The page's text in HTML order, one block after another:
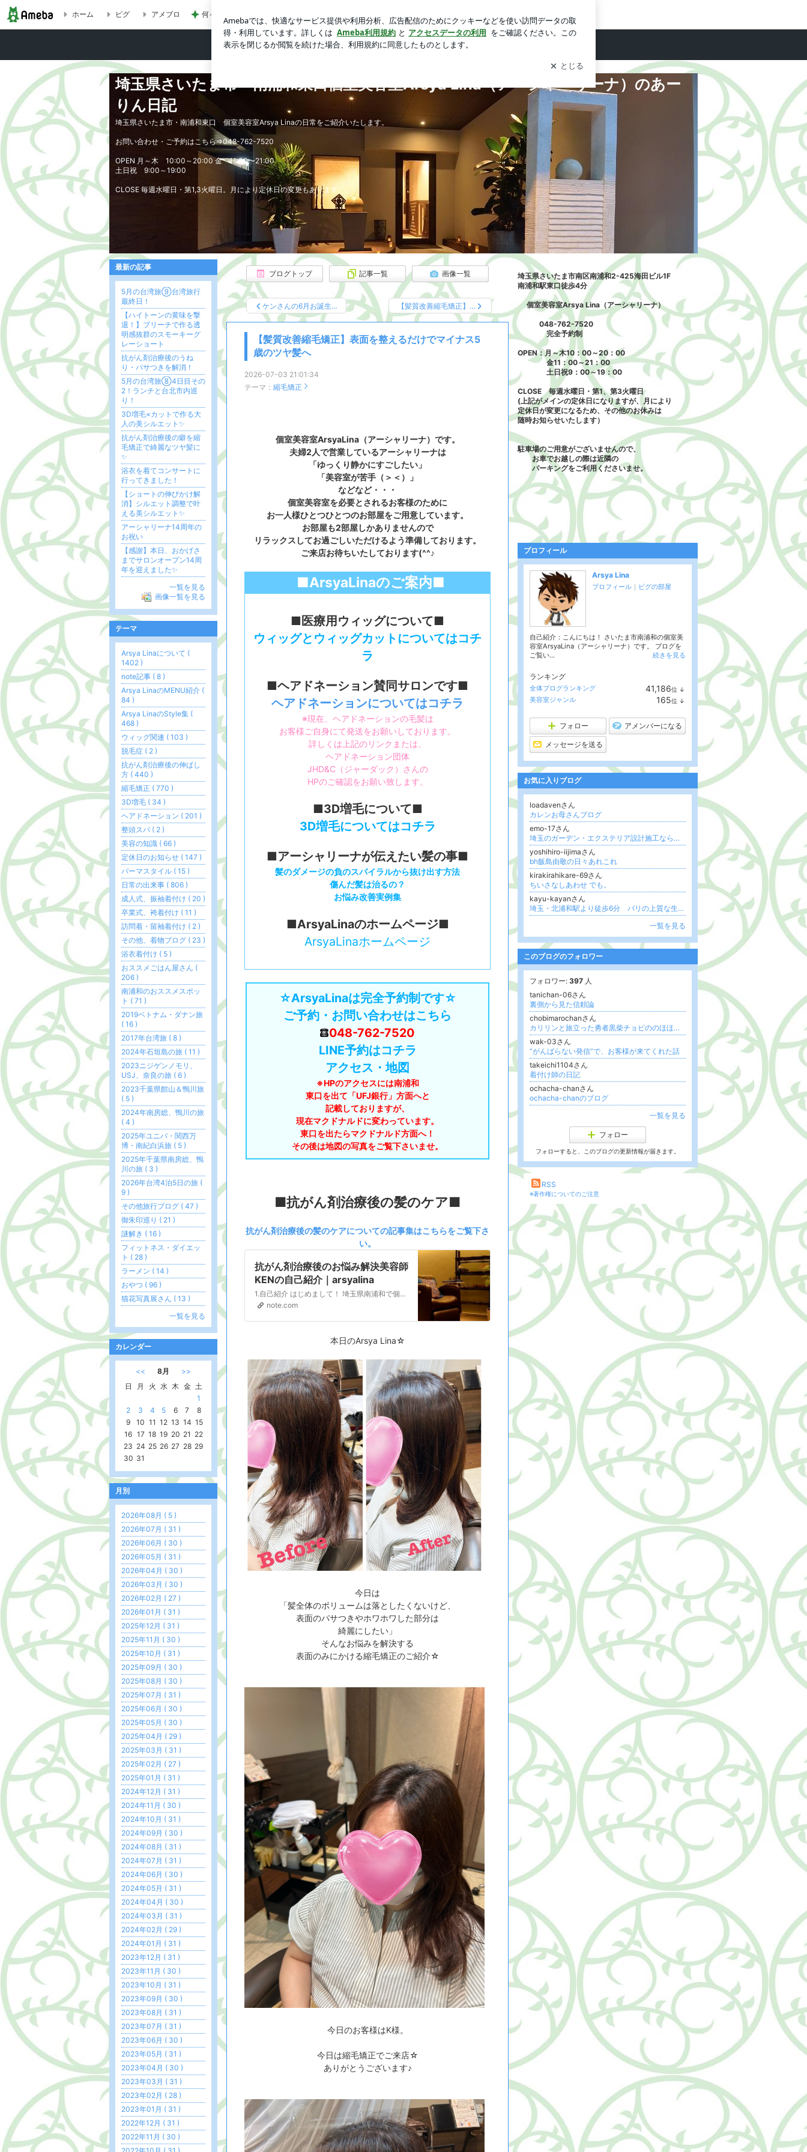
【髪質改善縮毛矯正】表面を整えるだけでマイナス5歳のツヤ髪へ | 埼玉県さいたま市・南浦和東口個室美容室Arsya Lina（アーシャ・リーナ）のあーりん日記
HOME ABOUT PRODUCTS アメブロ
ホーム ピグ アメブロ 何ヶ月ぶりかの自主的な自宅学習 ログイン
埼玉県さいたま市・南浦和東口個室美容室Arsya Lina（アーシャ・リーナ）のあー
りん日記
埼玉県さいたま市・南浦和東口 個室美容室Arsya Linaの日常をご紹介いたします。
お問い合わせ・ご予約はこちら⇒048-762-7520
OPEN 月～木 10:00～20:00 金 11:00〜21:00
土日祝 9:00～19:00
CLOSE 毎週水曜日・第1,3火曜日。月により定休日の変更もあります。
ブログトップ 記事一覧 画像一覧
ケンさんの6月お誕生… 【髪質改善縮毛矯正】…
【髪質改善縮毛矯正】表面を整えるだけでマイナス5
歳のツヤ髪へ
2026-07-03 21:01:34
テーマ： 縮毛矯正
個室美容室ArsyaLina（アーシャリーナ）です。
夫婦2人で営業しているアーシャリーナは
「ゆっくり静かにすごしたい」
「美容室が苦手（＞＜）」
などなど・・・
個室美容室を必要とされるお客様のために
お一人様ひとつひとつのお部屋をご用意しています。
お部屋も2部屋しかありませんので
リラックスしてお過ごしいただけるよう準備しております。
ご来店お待ちいたしております(^^♪
■ArsyaLinaのご案内■
■医療用ウィッグについて■
ウィッグとウィッグカットについてはコチ
ラ
■ヘアドネーション賛同サロンです■
ヘアドネーションについてはコチラ
※現在、ヘアドネーションの毛髪は
お客様ご自身にて発送をお願いしております。
詳しくは上記のリンクまたは、
ヘアドネーション団体
JHD&C（ジャーダック）さんの
HPのご確認をお願い致します。
■3D増毛について■
3D増毛についてはコチラ
■アーシャリーナが伝えたい髪の事■
髪のダメージの負のスパイラルから抜け出す方法
傷んだ髪は治るの？
お悩み改善実例集
■ArsyaLinaのホームページ■
ArsyaLinaホームページ
☆ArsyaLinaは完全予約制です☆
ご予約・お問い合わせはこちら
048-762-7520
LINE予約はコチラ
アクセス・地図
※HPのアクセスには南浦和
東口を出て「UFJ銀行」方面へと
記載しておりますが、
現在マクドナルドに変わっています。
東口を出たらマクドナルド方面へ！
その後は地図の写真をご覧下さいませ。
■抗がん剤治療後の髪のケア■
抗がん剤治療後の髪のケアについての記事集はこちらをご覧下さ
い。
抗がん剤治療後のお悩み解決美容師
KENの自己紹介｜arsyalina
1.自己紹介 はじめまして！ 埼玉県南浦和で個室美容室を運営しているKENです。 まずは自己紹介をさせていただきますね。 埼玉生まれ、埼玉育ちで、埼玉が大好きな美容師です！ 食べることが大好きで、美味しいものがあれば少し遠くても出かけちゃいます。 旅行も大好きで、長期休暇を取っては旅に出るのが楽しみです。 2.経歴 首都圏で展開している大手美容室で11…
note.com
本日のArsya Lina☆
今日は
「髪全体のボリュームは落としたくないけど、
表面のパサつきやホワホワした部分は
綺麗にしたい」
そんなお悩みを解決する
表面のみにかける縮毛矯正のご紹介☆
今日のお客様はK様。
今日は縮毛矯正でご来店☆
ありがとうございます♪
埼玉県さいたま市南区南浦和2-425海田ビル1F
南浦和駅東口徒歩4分
個室美容室Arsya Lina（アーシャリーナ）
048-762-7520
完全予約制
OPEN：月～木10：00～20：00
金11：00～21：00
土日祝9：00～19：00
CLOSE 毎週水曜日・第1、第3火曜日
(上記がメインの定休日になりますが、月により
定休日が変更になるため、その他のお休みは
随時お知らせいたします）
駐車場のご用意がございませんので、
お車でお越しの際は近隣の
パーキングをご利用くださいませ。
プロフィール
Arsya Lina
プロフィール ｜ ピグの部屋
自己紹介：こんにちは！ さいたま市南浦和の個室美
容室ArsyaLina（アーシャリーナ）です。 ブログを
ご覧い...
続きを見る
ランキング
全体ブログランキング 41,186位 ↓
ン
美容室ジャンル 165位 ↓
フォロー アメンバーになる
メッセージを送る
お気に入りブログ
loadavenさん
カレンお母さんブログ
emo-17さん
埼玉のガーデン・エクステリア設計施工ならグリーンハーモニー・エモ
yoshihiro-iijimaさん
bh飯島由敬の日々あれこれ
kirakirahikare-69さん
ちいさなしあわせ でも。
kayu-kayanさん
埼玉・北浦和駅より徒歩6分 バリの上質な生活雑貨&アジアン雑貨店「カユカヤン」 TEL048-826-5840
一覧を見る
このブログのフォロワー
フォロワー: 397 人
tanichan-06さん
裏側から見た信頼論
chobimarochanさん
カリリンと旅立った勇者黒柴チョビののほほん日記
wak-03さん
“がんばらない発信”で、お客様が来てくれた話
takeichi1104さん
着付け師の日記
ochacha-chanさん
ochacha-chanのブログ
一覧を見る
フォロー
フォローすると、このブログの更新情報が届きます。
RSS
※著作権についてのご注意
最新の記事
5月の台湾旅⑨台湾旅行
最終日！
【ハイトーンの黄味を撃
退！】ブリーチで作る透
明感抜群のスモーキーグ
レーショート
抗がん剤治療後のうね
り・パサつきを解消！
5月の台湾旅⑧4日目その
2！ランチと台北市内巡
り！
3D増毛×カットで作る大
人の美シルエット✨
抗がん剤治療後の癖を縮
毛矯正で綺麗なツヤ髪に
✨
浴衣を着てコンサートに
行ってきました！
【ショートの伸びかけ解
消】シルエット調整で叶
える美シルエット✨
アーシャリーナ14周年の
お祝い
【感謝】本日、おかげさ
までサロンオープン14周
年を迎えました✨
一覧を見る
画像一覧を見る
テーマ
Arsya Linaについて (
1402 )
note記事 ( 8 )
Arsya LinaのMENU紹介 (
84 )
Arsya LinaのStyle集 (
468 )
ウィッグ関連 ( 103 )
脱毛症 ( 2 )
抗がん剤治療後の伸ばし
方 ( 440 )
縮毛矯正 ( 770 )
3D増毛 ( 34 )
ヘアドネーション ( 201 )
整頭スパ ( 2 )
美容の知識 ( 66 )
定休日のお知らせ ( 147 )
パーマスタイル ( 15 )
日常の出来事 ( 806 )
成人式、振袖着付け ( 20 )
卒業式、袴着付け ( 11 )
訪問着・留袖着付け ( 2 )
その他、着物ブログ ( 23 )
浴衣着付け ( 5 )
おススメごはん屋さん (
206 )
南浦和のおススメスポッ
ト ( 71 )
2019ベトナム・ダナン旅
( 16 )
2017年台湾旅 ( 8 )
2024年石垣島の旅 ( 11 )
2023ニジゲンノモリ、
USJ、奈良の旅 ( 6 )
2023千葉県館山＆鴨川旅
( 5 )
2024年南房総、鴨川の旅
( 4 )
2025年ユニバ・関西万
博・南紀白浜旅 ( 5 )
2025年千葉県南房総、鴨
川の旅 ( 3 )
2026年台湾4泊5日の旅 (
9 )
その他旅行ブログ ( 47 )
御朱印巡り ( 21 )
謎解き ( 16 )
フィットネス・ダイエッ
ト ( 28 )
ラーメン ( 14 )
おやつ ( 96 )
猫花写真展さん ( 13 )
一覧を見る
カレンダー
<< 8月
>>
日
月 火 水 木 金 土
1
2
3 4 5 6 7
8
9
10 11 12 13 14 15
16 17 18 19 20 21 22
23 24 25 26 27 28 29
30 31
月別
2026年08月 ( 5 )
2026年07月 ( 31 )
2026年06月 ( 30 )
2026年05月 ( 31 )
2026年04月 ( 30 )
2026年03月 ( 30 )
2026年02月 ( 27 )
2026年01月 ( 31 )
2025年12月 ( 31 )
2025年11月 ( 30 )
2025年10月 ( 31 )
2025年09月 ( 30 )
2025年08月 ( 30 )
2025年07月 ( 31 )
2025年06月 ( 30 )
2025年05月 ( 30 )
2025年04月 ( 29 )
2025年03月 ( 31 )
2025年02月 ( 27 )
2025年01月 ( 31 )
2024年12月 ( 31 )
2024年11月 ( 30 )
2024年10月 ( 31 )
2024年09月 ( 30 )
2024年08月 ( 31 )
2024年07月 ( 31 )
2024年06月 ( 30 )
2024年05月 ( 31 )
2024年04月 ( 30 )
2024年03月 ( 31 )
2024年02月 ( 29 )
2024年01月 ( 31 )
2023年12月 ( 31 )
2023年11月 ( 30 )
2023年10月 ( 31 )
2023年09月 ( 30 )
2023年08月 ( 31 )
2023年07月 ( 31 )
2023年06月 ( 30 )
2023年05月 ( 31 )
2023年04月 ( 30 )
2023年03月 ( 31 )
2023年02月 ( 28 )
2023年01月 ( 31 )
2022年12月 ( 31 )
2022年11月 ( 30 )